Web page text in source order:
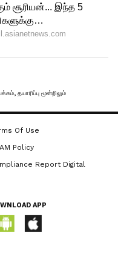
Of Use
Policy
Report Digital
APP